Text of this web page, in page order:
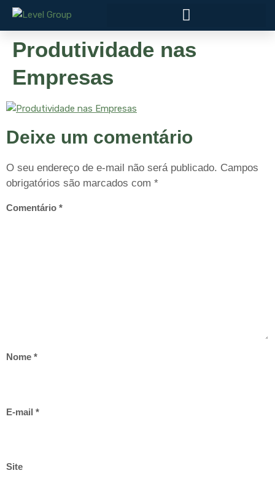
Produtividade nas
Empresas
Deixe um comentário
O seu endereço de e-mail não será publicado. Campos
obrigatórios são marcados com *
Comentário *
Nome *
E-mail *
Site